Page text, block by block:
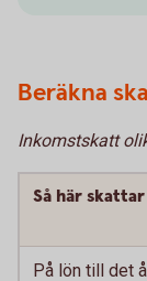
Beräkna
Inkomstskatt
Så här
På lön till det